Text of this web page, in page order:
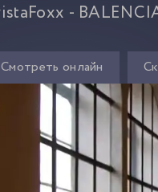
-
Смотреть онлайн